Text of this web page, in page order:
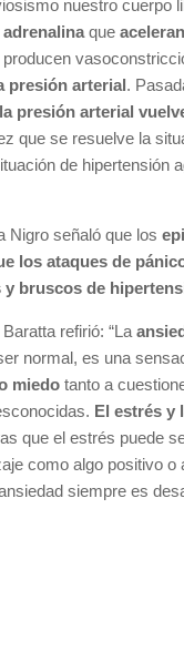
nuestro cuerpo
que
producen
presión arterial.
la presión arterial
que se resuelve la
de hipertensión
Nigro señaló que los
los ataques de
bruscos de
refirió: “La
normal, es una
miedo tanto a
El estrés y
que el estrés puede
como algo positivo o
siempre es